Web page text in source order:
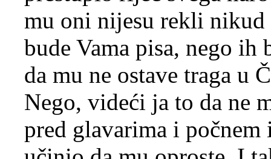
mu oni nijesu rekli nikud
bude Vama pisa, nego
da mu ne ostave traga u
Nego, videći ja to da ne
pred glavarima i